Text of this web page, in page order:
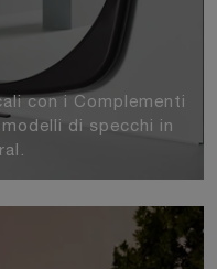
con i Complementi
di specchi in